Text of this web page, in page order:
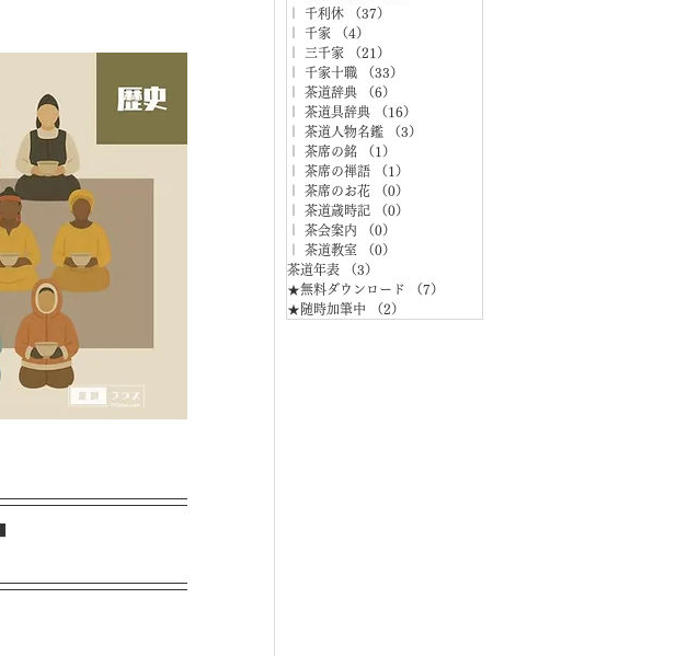
｜ 千利休
（37）
｜ 千家
（4）
｜ 三千家
（21）
｜ 千家十職
（33）
｜ 茶道辞典
（6）
｜ 茶道具辞典
（16）
｜ 茶道人物名鑑
（3）
｜ 茶席の銘
（1）
｜ 茶席の禅語
（1）
｜ 茶席のお花
（0）
｜ 茶道歳時記
（0）
｜ 茶会案内
（0）
｜ 茶道教室
（0）
茶道年表
（3）
★無料ダウンロード
（7）
★随時加筆中
（2）